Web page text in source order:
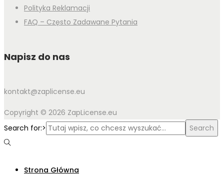
Polityka Reklamacji
FAQ – Często Zadawane Pytania
Napisz do nas
kontakt@zaplicense.eu
Copyright © 2026 ZapLicense.eu
Search for:>
Search
Strona Główna